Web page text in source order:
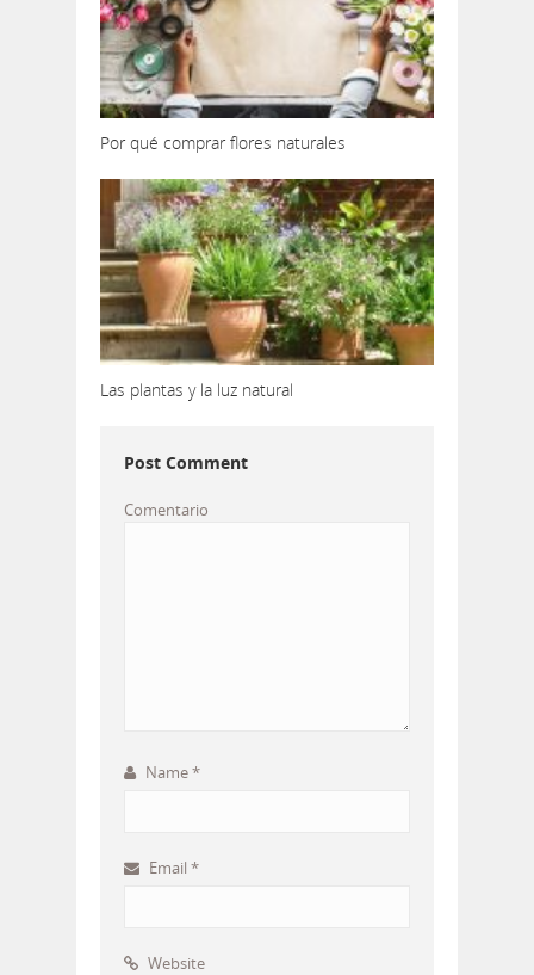
Por qué comprar flores naturales
Las plantas y la luz natural
Post Comment
Comentario
Name*
Email *
Website